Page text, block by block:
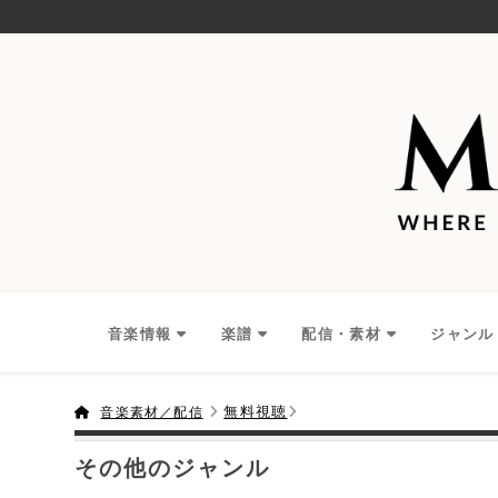
音楽情報 楽譜 配信・素材 ジャンル
音楽素材／配信 無料視聴
その他のジャンル